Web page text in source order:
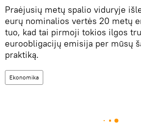
Praėjusių metų spalio viduryje
eurų nominalios vertės 20 metų
tuo, kad tai pirmoji tokios ilgos
euroobligacijų emisija per mūsų
praktiką.
Ekonomika